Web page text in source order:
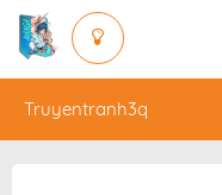
Truyentranh3q